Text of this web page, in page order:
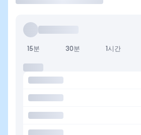
15분 30분 1시간